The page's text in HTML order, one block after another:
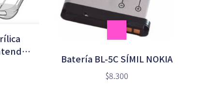
Batería BL-5C SÍMIL NOKIA
$8.300